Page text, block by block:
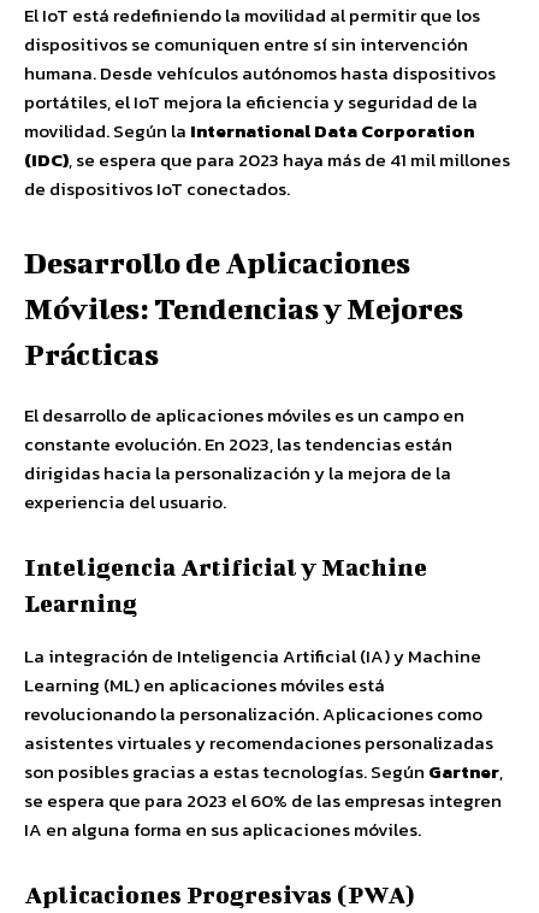
El IoT está redefiniendo la movilidad al permitir que los
dispositivos se comuniquen entre sí sin intervención
humana. Desde vehículos autónomos hasta dispositivos
portátiles, el IoT mejora la eficiencia y seguridad de la
movilidad. Según la International Data Corporation
(IDC), se espera que para 2023 haya más de 41 mil millones
de dispositivos IoT conectados.
Desarrollo de Aplicaciones
Móviles: Tendencias y Mejores
Prácticas
El desarrollo de aplicaciones móviles es un campo en
constante evolución. En 2023, las tendencias están
dirigidas hacia la personalización y la mejora de la
experiencia del usuario.
Inteligencia Artificial y Machine
Learning
La integración de Inteligencia Artificial (IA) y Machine
Learning (ML) en aplicaciones móviles está
revolucionando la personalización. Aplicaciones como
asistentes virtuales y recomendaciones personalizadas
son posibles gracias a estas tecnologías. Según Gartner,
se espera que para 2023 el 60% de las empresas integren
IA en alguna forma en sus aplicaciones móviles.
Aplicaciones Progresivas (PWA)